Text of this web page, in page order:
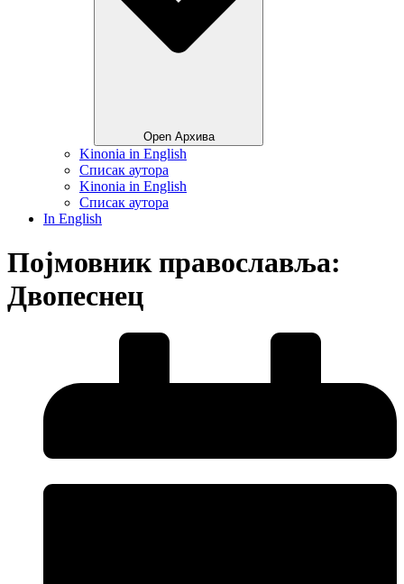
Open Архива
Kinonia in English
Списак аутора
Kinonia in English
Списак аутора
In English
Појмовник православља:
Двопеснец